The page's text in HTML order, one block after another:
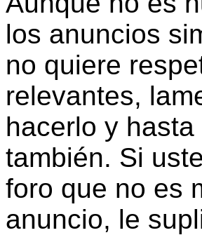
los anuncios
no quiere
relevantes,
hacerlo y
también. Si
foro que no es
anuncio, le